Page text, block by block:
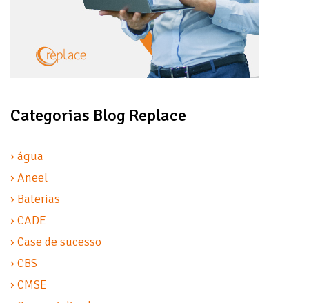
Categorias Blog Replace
› água
› Aneel
› Baterias
› CADE
› Case de sucesso
› CBS
› CMSE